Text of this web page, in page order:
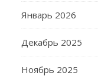
Январь 2026
Декабрь 2025
Ноябрь 2025